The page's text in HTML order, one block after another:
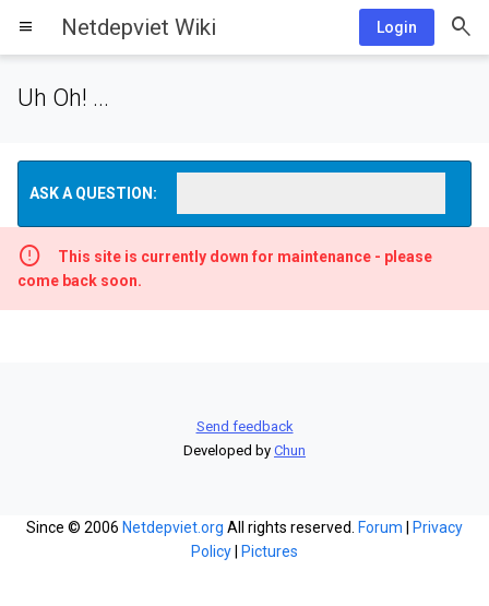
menu Netdepviet Wiki Login
Uh Oh! ...
ASK A QUESTION:
This site is currently down for maintenance - please
come back soon.
Send feedback
Developed by Chun
Since © 2006 Netdepviet.org All rights reserved. Forum
Privacy
Policy
Pictures